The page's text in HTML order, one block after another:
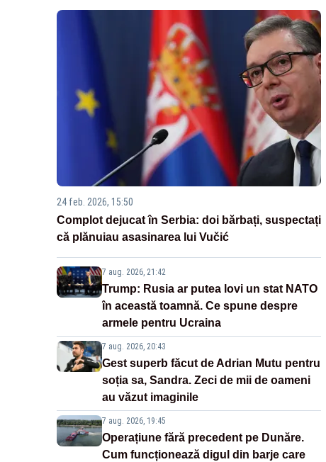
24 feb. 2026, 15:50
Complot dejucat în Serbia: doi bărbați, suspectați
că plănuiau asasinarea lui Vučić
7 aug. 2026, 21:42
Trump: Rusia ar putea lovi un stat NATO
în această toamnă. Ce spune despre
armele pentru Ucraina
7 aug. 2026, 20:43
Gest superb făcut de Adrian Mutu pentru
soția sa, Sandra. Zeci de mii de oameni
au văzut imaginile
7 aug. 2026, 19:45
Operațiune fără precedent pe Dunăre.
Cum funcționează digul din barje care